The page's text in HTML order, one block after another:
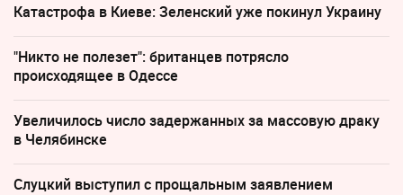
Катастрофа в Киеве: Зеленский уже покинул Украину
"Никто не полезет": британцев потрясло
происходящее в Одессе
Увеличилось число задержанных за массовую драку
в Челябинске
Слуцкий выступил с прощальным заявлением